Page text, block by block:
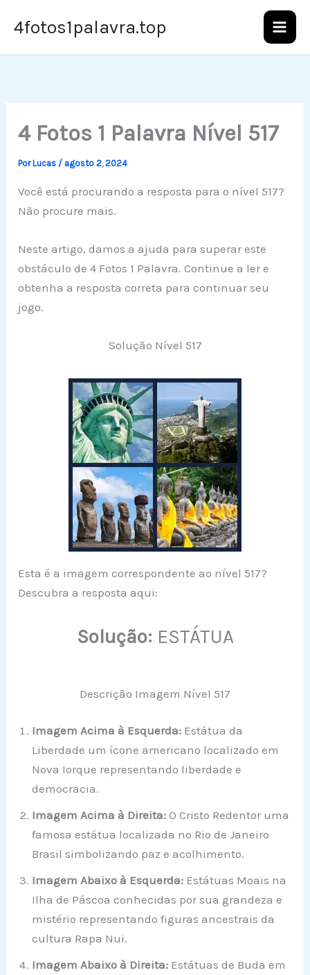
para4fotos1palavra.top
4 Fotos 1 Palavra Nível 517
PorLucas / agosto 2, 2024
Você está procurando a resposta para o nível 517?
Não procure mais.
Neste artigo, damos a ajuda para superar este
obstáculo de 4 Fotos 1 Palavra. Continue a ler e
obtenha a resposta correta para continuar seu
jogo.
Solução Nível 517
Esta é a imagem correspondente ao nível 517?
Descubra a resposta aqui:
Solução: ESTÁTUA
Descrição Imagem Nível 517
Imagem Acima à Esquerda: Estátua da
Liberdade um ícone americano localizado em
Nova Iorque representando liberdade e
democracia.
Imagem Acima à Direita: O Cristo Redentor uma
famosa estátua localizada no Rio de Janeiro
Brasil simbolizando paz e acolhimento.
Imagem Abaixo à Esquerda: Estátuas Moais na
Ilha de Páscoa conhecidas por sua grandeza e
mistério representando figuras ancestrais da
cultura Rapa Nui.
Imagem Abaixo à Direita: Estátuas de Buda em